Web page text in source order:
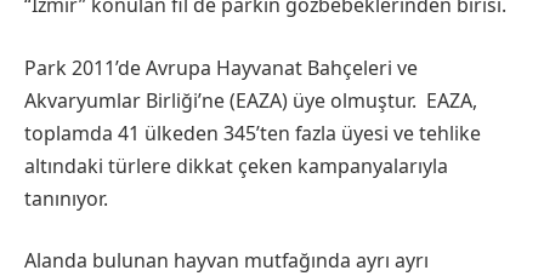
Park 2011’de Avrupa Hayvanat Bahçeleri ve
Akvaryumlar Birliği’ne (EAZA) üye olmuştur. EAZA,
toplamda 41 ülkeden 345’ten fazla üyesi ve tehlike
altındaki türlere dikkat çeken kampanyalarıyla
tanınıyor.
Alanda bulunan hayvan mutfağında ayrı ayrı